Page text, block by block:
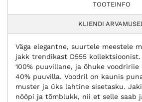
TOOTEINFO
KLIENDI
Väga elegantne, suurtele meestele
jakk trendikast D555
100% puuvillane, ja õhuke
40% puuvilla. Voodril on kaunis
muster ja üks lahtine sisetasku.
nööpi ja tõmblukk, nii et selle saab